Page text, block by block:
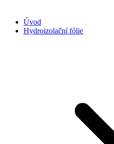
Úvod
Hydroizolační fólie